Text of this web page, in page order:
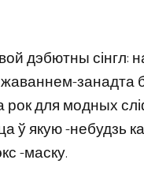
дэбютны сінгл:
занадта
для модных
ў якую -небудзь
-маску.